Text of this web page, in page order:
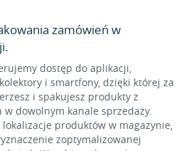
zamówień w
dostęp do aplikacji,
i smartfony, dzięki której za
i spakujesz produkty z
w dowolnym kanale sprzedaży.
produktów w magazynie,
zoptymalizowanej